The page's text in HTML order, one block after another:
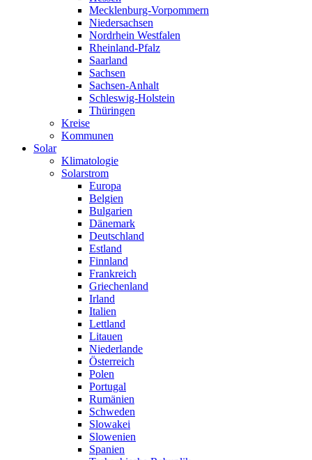
Mecklenburg-Vorpommern
Niedersachsen
Nordrhein Westfalen
Rheinland-Pfalz
Saarland
Sachsen
Sachsen-Anhalt
Schleswig-Holstein
Thüringen
Kreise
Kommunen
Solar
Klimatologie
Solarstrom
Europa
Belgien
Bulgarien
Dänemark
Deutschland
Estland
Finnland
Frankreich
Griechenland
Irland
Italien
Lettland
Litauen
Niederlande
Österreich
Polen
Portugal
Rumänien
Schweden
Slowakei
Slowenien
Spanien